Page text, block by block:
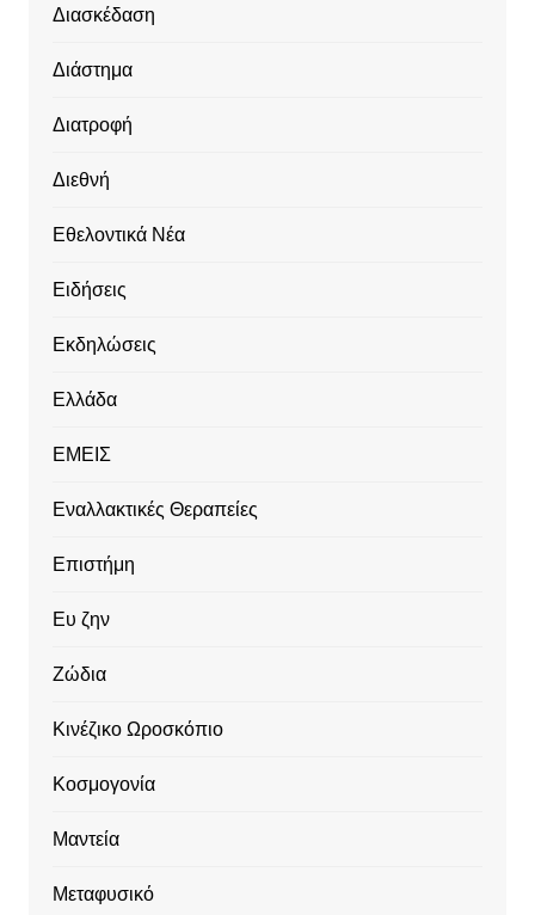
Διασκέδαση
Διάστημα
Διατροφή
Διεθνή
Εθελοντικά Νέα
Ειδήσεις
Εκδηλώσεις
Ελλάδα
ΕΜΕΙΣ
Εναλλακτικές Θεραπείες
Επιστήμη
Ευ ζην
Ζώδια
Κινέζικο Ωροσκόπιο
Κοσμογονία
Μαντεία
Μεταφυσικό